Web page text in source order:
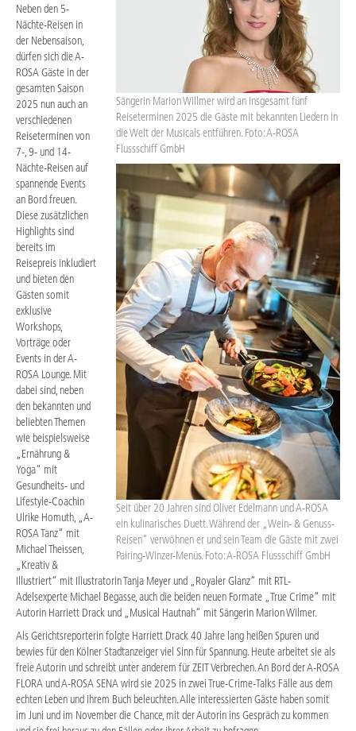
Sängerin Marion Willmer wird an insgesamt fünf
Reiseterminen 2025 die Gäste mit bekannten Liedern in
die Welt der Musicals entführen. Foto: A-ROSA
Flussschiff GmbH
Seit über 20 Jahren sind Oliver Edelmann und A-ROSA
ein kulinarisches Duett. Während der „Wein- & Genuss-
Reisen“ verwöhnen er und sein Team die Gäste mit zwei
Pairing-Winzer-Menüs. Foto: A-ROSA Flussschiff GmbH
Neben den 5-
Nächte-Reisen in
der Nebensaison,
dürfen sich die A-
ROSA Gäste in der
gesamten Saison
2025 nun auch an
verschiedenen
Reiseterminen von
7-, 9- und 14-
Nächte-Reisen auf
spannende Events
an Bord freuen.
Diese zusätzlichen
Highlights sind
bereits im
Reisepreis inkludiert
und bieten den
Gästen somit
exklusive
Workshops,
Vorträge oder
Events in der A-
ROSA Lounge. Mit
dabei sind, neben
den bekannten und
beliebten Themen
wie beispielsweise
„Ernährung &
Yoga“ mit
Gesundheits- und
Lifestyle-Coachin
Ulrike Homuth, „A-
ROSA Tanz“ mit
Michael Theissen,
„Kreativ &
Illustriert“ mit Illustratorin Tanja Meyer und „Royaler Glanz“ mit RTL-
Adelsexperte Michael Begasse, auch die beiden neuen Formate „True Crime“ mit
Autorin Harriett Drack und „Musical Hautnah“ mit Sängerin Marion Wilmer.
Als Gerichtsreporterin folgte Harriett Drack 40 Jahre lang heißen Spuren und
bewies für den Kölner Stadtanzeiger viel Sinn für Spannung. Heute arbeitet sie als
freie Autorin und schreibt unter anderem für ZEIT Verbrechen. An Bord der A-ROSA
FLORA und A-ROSA SENA wird sie 2025 in zwei True-Crime-Talks Fälle aus dem
echten Leben und ihrem Buch beleuchten. Alle interessierten Gäste haben somit
im Juni und im November die Chance, mit der Autorin ins Gespräch zu kommen